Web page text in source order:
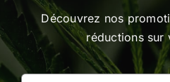
Découvrez nos
réductions sur